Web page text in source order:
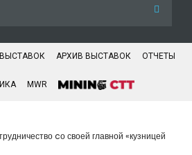
АРХИВ ВЫСТАВОК ОТЧЕТЫ
MWR
cо своей главной «кузницей